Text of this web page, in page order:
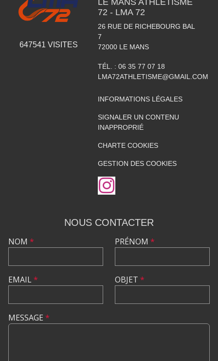
647541 VISITES
LE MANS ATHLETISME
72 - LMA 72
26 RUE DE RICHEBOURG BAL
7
72000 LE MANS
TÉL. : 06 35 77 07 18
LMA72ATHLETISME@GMAIL.COM
INFORMATIONS LÉGALES
SIGNALER UN CONTENU
INAPPROPRIÉ
CHARTE COOKIES
GESTION DES COOKIES
NOUS CONTACTER
NOM *
EMAIL*
PRÉNOM *
OBJET *
MESSAGE *